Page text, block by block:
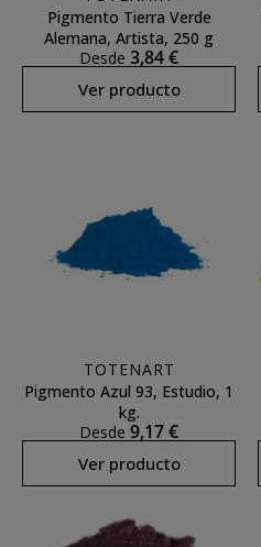
Pigmento Tierra Verde
Alemana, Artista, 250 g
Desde 3,84 €
Ver producto
TOTENART
Pigmento Azul 93, Estudio, 1
kg.
Desde 9,17 €
Ver producto